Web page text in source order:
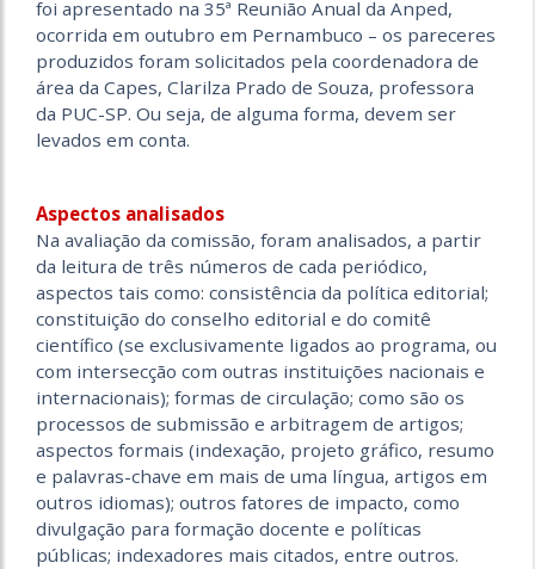
foi apresentado na 35ª Reunião Anual da Anped,
ocorrida em outubro em Pernambuco – os pareceres
produzidos foram solicitados pela coordenadora de
área da Capes, Clarilza Prado de Souza, professora
da PUC-SP. Ou seja, de alguma forma, devem ser
levados em conta.
Aspectos analisados
Na avaliação da comissão, foram analisados, a partir
da leitura de três números de cada periódico,
aspectos tais como: consistência da política editorial;
constituição do conselho editorial e do comitê
científico (se exclusivamente ligados ao programa, ou
com intersecção com outras instituições nacionais e
internacionais); formas de circulação; como são os
processos de submissão e arbitragem de artigos;
aspectos formais (indexação, projeto gráfico, resumo
e palavras-chave em mais de uma língua, artigos em
outros idiomas); outros fatores de impacto, como
divulgação para formação docente e políticas
públicas; indexadores mais citados, entre outros.